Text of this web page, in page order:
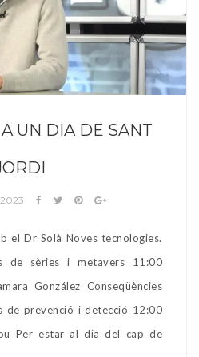
UN DIA DE SANT
el Dr Solà Noves tecnologies.
de sèries i metavers 11:00
González Conseqüències
de prevenció i detecció 12:00
Per estar al dia del cap de